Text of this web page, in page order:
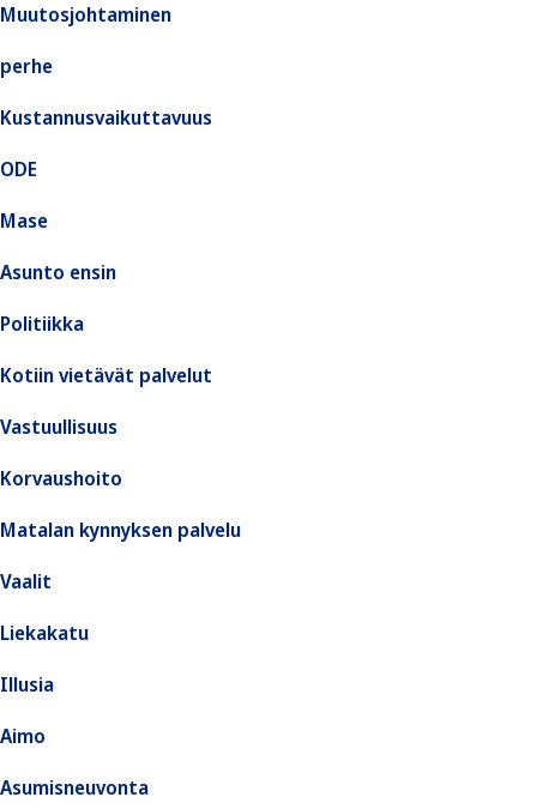
Muutosjohtaminen
perhe
Kustannusvaikuttavuus
ODE
Mase
Asunto ensin
Politiikka
Kotiin vietävät palvelut
Vastuullisuus
Korvaushoito
Matalan kynnyksen palvelu
Vaalit
Liekakatu
Illusia
Aimo
Asumisneuvonta